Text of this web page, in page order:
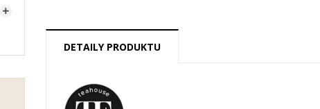

DETAILY PRODUKTU